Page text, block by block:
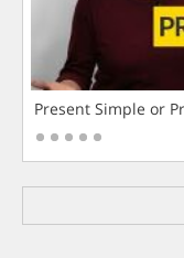
Present Simple or